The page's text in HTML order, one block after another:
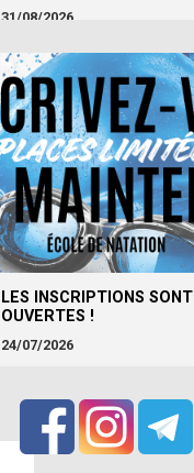
31/08/2026
LES INSCRIPTIONS SONT
OUVERTES !
24/07/2026